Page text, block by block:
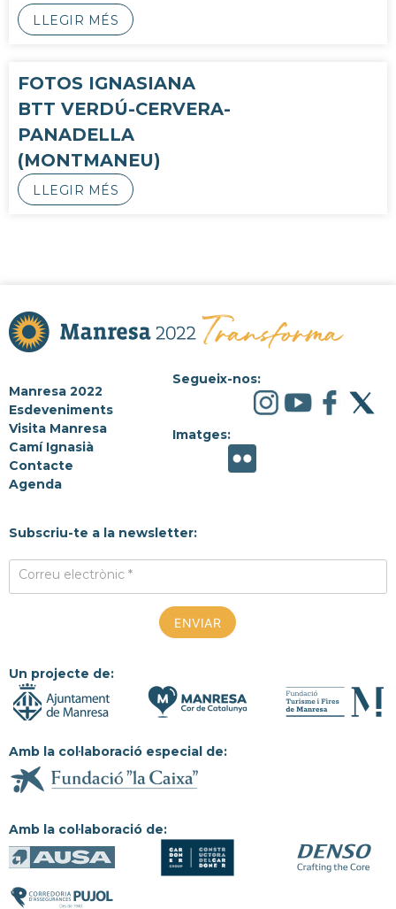
LLEGIR MÉS
FOTOS IGNASIANA
BTT VERDÚ-CERVERA-
PANADELLA
(MONTMANEU)
LLEGIR MÉS
Manresa 2022
Esdeveniments
Visita Manresa
Camí Ignasià
Contacte
Agenda
Segueix-nos:
Imatges:
Subscriu-te a la newsletter:
Correu electrònic *
Un projecte de:
Amb la col·laboració especial de:
Amb la col·laboració de: